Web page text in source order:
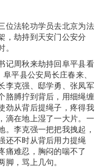
位法轮功学员去北京为法
，劫持到天安门公安分
记周秋来劫持回阜平县看
平县公安局长庄春来、
李克强、邸学勇、张凤军
胳膊拧到背后，用细绳缠
劲从背后提绳子，疼得我
滴在地上湿了一大片。一
。李克强一把把我拽起，
还不时从背后用力提绳
痛难忍，胸闷的喘不了
，骂上几句。